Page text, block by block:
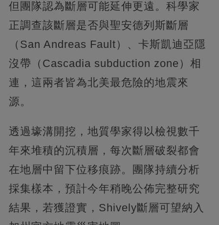
但團隊認為斷層可能延伸更遠。科學家
正調查該斷層是否與聖安德列斯斷層
（San Andreas Fault）、卡斯凱迪亞隱
沒帶（Cascadia subduction zone）相
連，這兩者皆為北美最危險的地震來
源。
透過壕溝開挖，地質學家得以檢視數千
年來堆積的沉積層，每次斷層破裂都會
在地層中留下位移痕跡。團隊持續分析
採集樣本，預計今年稍晚公佈完整研究
結果，若獲證實，Shively斷層可望納入